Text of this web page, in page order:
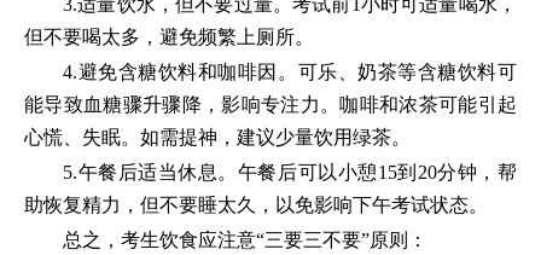
3.适量饮水，但不要过量。考试前1小时可适量喝水，
但不要喝太多，避免频繁上厕所。
4.避免含糖饮料和咖啡因。可乐、奶茶等含糖饮料可
能导致血糖骤升骤降，影响专注力。咖啡和浓茶可能引起
心慌、失眠。如需提神，建议少量饮用绿茶。
5.午餐后适当休息。午餐后可以小憩15到20分钟，帮
助恢复精力，但不要睡太久，以免影响下午考试状态。
总之，考生饮食应注意“三要三不要”原则：